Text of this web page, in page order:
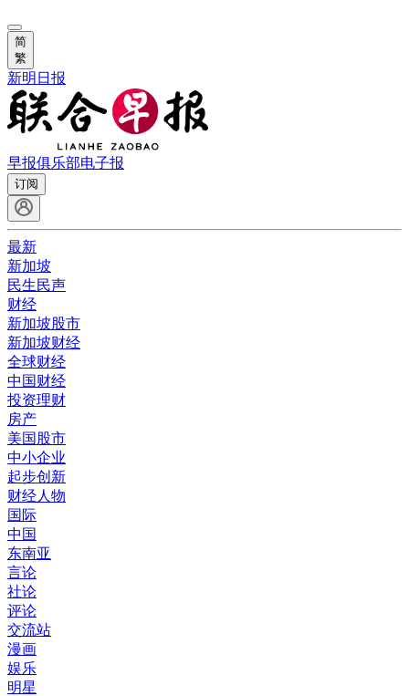
简
繁
新明日报
早报俱乐部电子报
订阅
最新
新加坡
民生民声
财经
新加坡股市
新加坡财经
全球财经
中国财经
投资理财
房产
美国股市
中小企业
起步创新
财经人物
国际
中国
东南亚
言论
社论
评论
交流站
漫画
娱乐
明星